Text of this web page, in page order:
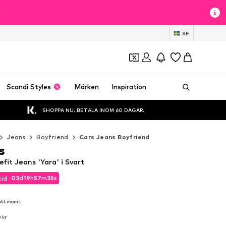
SE
Scandi Styles Märken Inspiration
SHOPPA NU. BETALA INOM 60 DAGAR.
Jeans Boyfriend Cars Jeans Boyfriend
03d19h57m35s
moms
kr
03d19h57m35s
Jeans 'Yara' i Svart